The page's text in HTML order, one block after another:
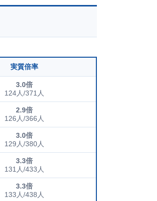
実質倍率
3.0倍
124人/371人
2.9倍
126人/366人
3.0倍
129人/380人
3.3倍
131人/433人
3.3倍
133人/438人